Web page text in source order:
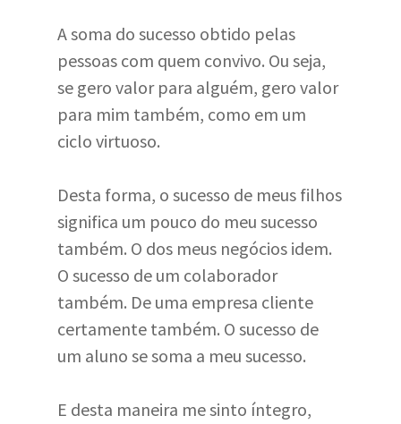
A soma do sucesso obtido pelas
pessoas com quem convivo. Ou seja,
se gero valor para alguém, gero valor
para mim também, como em um
ciclo virtuoso.
Desta forma, o sucesso de meus filhos
significa um pouco do meu sucesso
também. O dos meus negócios idem.
O sucesso de um colaborador
também. De uma empresa cliente
certamente também. O sucesso de
um aluno se soma a meu sucesso.
E desta maneira me sinto íntegro,